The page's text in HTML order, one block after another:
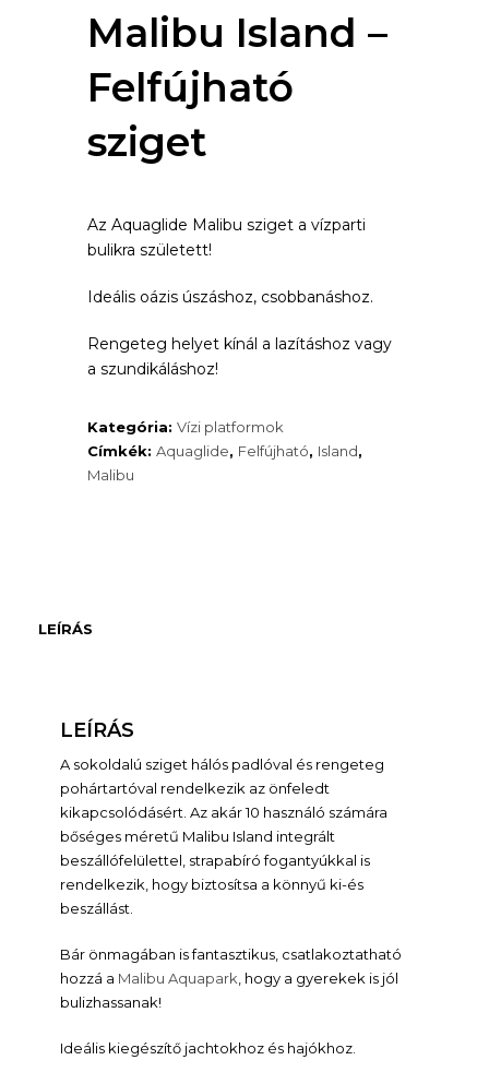
Malibu Island –
Felfújható
sziget
Az Aquaglide Malibu sziget a vízparti
bulikra született!
Ideális oázis úszáshoz, csobbanáshoz.
Rengeteg helyet kínál a lazításhoz vagy
a szundikáláshoz!
Kategória: Vízi platformok
Címkék: Aquaglide, Felfújható, Island,
Malibu
LEÍRÁS
LEÍRÁS
A sokoldalú sziget hálós padlóval és rengeteg
pohártartóval rendelkezik az önfeledt
kikapcsolódásért. Az akár 10 használó számára
bőséges méretű Malibu Island integrált
beszállófelülettel, strapabíró fogantyúkkal is
rendelkezik, hogy biztosítsa a könnyű ki-és
beszállást.
Bár önmagában is fantasztikus, csatlakoztatható
hozzá a Malibu Aquapark , hogy a gyerekek is jól
bulizhassanak!
Ideális kiegészítő jachtokhoz és hajókhoz.